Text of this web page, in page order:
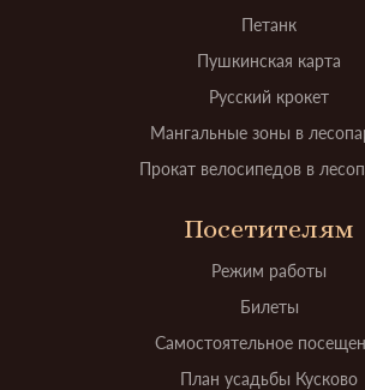
Петанк
Пушкинская карта
Русский крокет
Мангальные зоны в
Прокат велосипедов в
Посетителям
Режим работы
Билеты
Самостоятельное
План усадьбы Кусково